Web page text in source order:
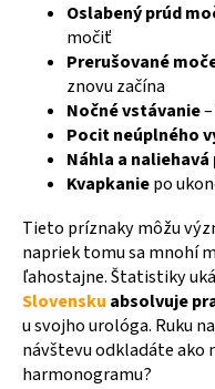
Oslabený prúd
močiť
Prerušované
znovu začína
Nočné vstávanie
Pocit neúplného
Náhla a
Kvapkaniepo
Tieto príznaky môžu
napriek tomu sa mnohí
ľahostajne. Štatistiky
Slovensku absolvuje
u svojho urológa. Ruku
návštevu odkladáte ako
harmonogramu?